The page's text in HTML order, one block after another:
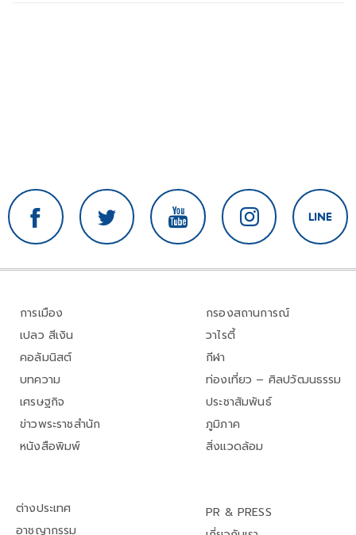
การเมือง
เปลว สีเงิน
คอลัมนิสต์
บทความ
เศรษฐกิจ
ข่าวพระราชสำนัก
หนังสือพิมพ์
กรองสถานการณ์
วาไรตี้
กีฬา
ท่องเที่ยว – ศิลปวัฒนธรรม
ประชาสัมพันธ์
ภูมิภาค
สิ่งแวดล้อม
ต่างประเทศ
อาชญากรรม
PR & PRESS